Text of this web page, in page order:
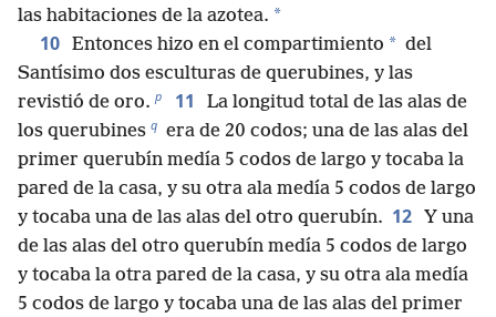
las habitaciones de la azotea. *
10 Entonces hizo en el compartimiento * del
Santísimo dos esculturas de querubines, y las
revistió de oro. p 11
La longitud total de las alas de
los querubines q era de 20 codos; una de las alas del
primer querubín medía 5 codos de largo y tocaba la
pared de la casa, y su otra ala medía 5 codos de largo
y tocaba una de las alas del otro querubín. 12 Y una
de las alas del otro querubín medía 5 codos de largo
y tocaba la otra pared de la casa, y su otra ala medía
5 codos de largo y tocaba una de las alas del primer